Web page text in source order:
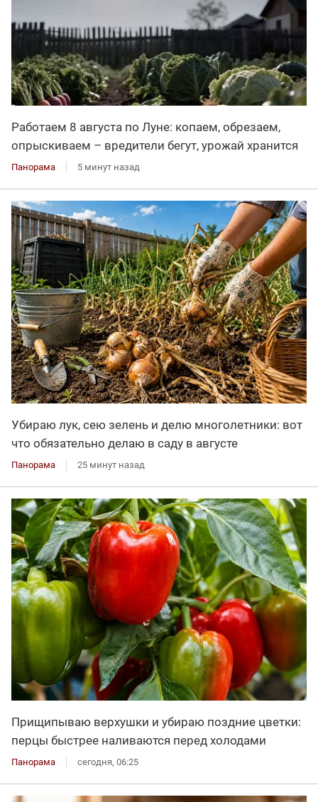
Работаем 8 августа по Луне: копаем, обрезаем,
опрыскиваем – вредители бегут, урожай хранится
Панорама 5 минут назад
Убираю лук, сею зелень и делю многолетники: вот
что обязательно делаю в саду в августе
Панорама 25 минут назад
Прищипываю верхушки и убираю поздние цветки:
перцы быстрее наливаются перед холодами
Панорама сегодня, 06:25